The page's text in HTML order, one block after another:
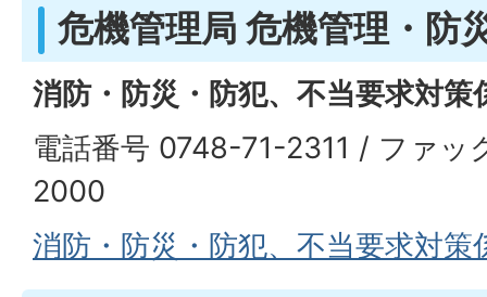
危機管理局 危機管理・防
消防・防災・防犯、不当要求対策
電話番号 0748-71-2311 / ファ
2000
消防 ・防災・防犯、不当要求対